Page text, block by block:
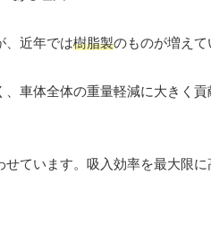
、近年では樹脂製のものが増えて
車体全体の重量軽減に大きく
せています。吸入効率を最大限